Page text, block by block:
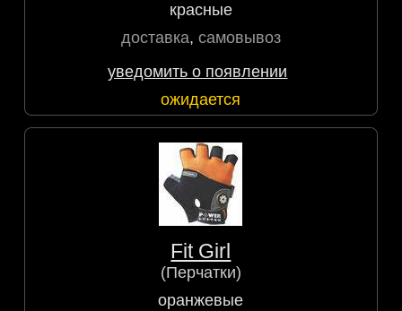
красные
доставка, самовывоз
уведомить о появлении
ожидается
Fit Girl
(Перчатки)
оранжевые